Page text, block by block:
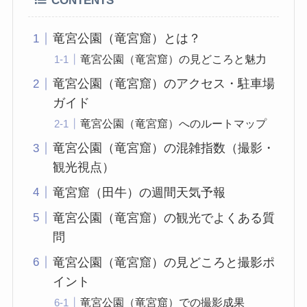
竜宮公園（竜宮窟）とは？
竜宮公園（竜宮窟）の見どころと魅力
竜宮公園（竜宮窟）のアクセス・駐車場
ガイド
竜宮公園（竜宮窟）へのルートマップ
竜宮公園（竜宮窟）の混雑指数（撮影・
観光視点）
竜宮窟（田牛）の週間天気予報
竜宮公園（竜宮窟）の観光でよくある質
問
竜宮公園（竜宮窟）の見どころと撮影ポ
イント
竜宮公園（竜宮窟）での撮影成果